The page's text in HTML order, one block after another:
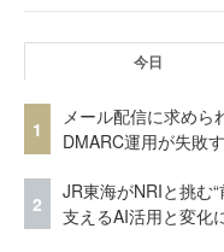
今日
1
メール配信に求めら
DMARC運用が失敗
2
JR東海がNRIと挑む
支えるAI活用と変化